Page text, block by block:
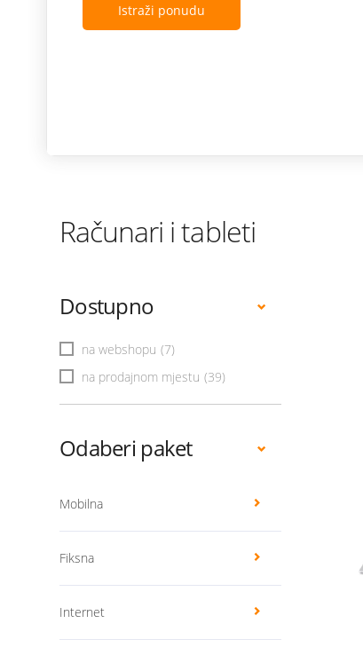
Istraži ponudu
Računari i tableti
Dostupno
na webshopu (7)
na prodajnom mjestu (39)
Odaberi paket
Mobilna
Fiksna
Internet